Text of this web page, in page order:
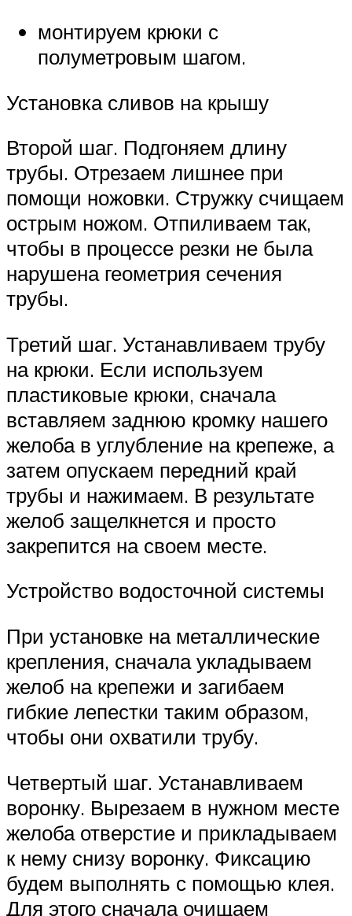
монтируем крюки с
полуметровым шагом.
Установка сливов на крышу
Второй шаг. Подгоняем длину
трубы. Отрезаем лишнее при
помощи ножовки. Стружку счищаем
острым ножом. Отпиливаем так,
чтобы в процессе резки не была
нарушена геометрия сечения
трубы.
Третий шаг. Устанавливаем трубу
на крюки. Если используем
пластиковые крюки, сначала
вставляем заднюю кромку нашего
желоба в углубление на крепеже, а
затем опускаем передний край
трубы и нажимаем. В результате
желоб защелкнется и просто
закрепится на своем месте.
Устройство водосточной системы
При установке на металлические
крепления, сначала укладываем
желоб на крепежи и загибаем
гибкие лепестки таким образом,
чтобы они охватили трубу.
Четвертый шаг. Устанавливаем
воронку. Вырезаем в нужном месте
желоба отверстие и прикладываем
к нему снизу воронку. Фиксацию
будем выполнять с помощью клея.
Для этого сначала очищаем